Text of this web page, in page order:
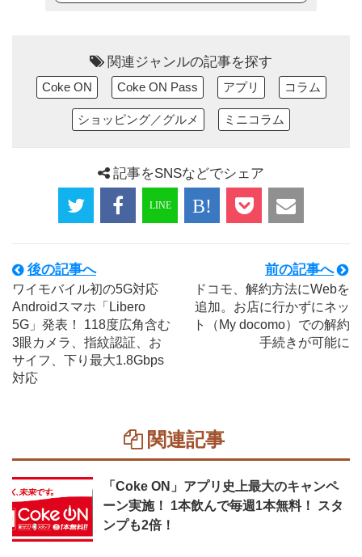
関連ジャンルの記事を探す
Coke ON Coke ON Pass アプリ コラム
ショッピング／グルメ ミニコラム
記事をSNSなどでシェア
後の記事へ
ワイモバイル初の5G対応
Androidスマホ「Libero
5G」発表！ 118度広角含む
3眼カメラ、指紋認証、お
サイフ、下り最大1.8Gbps
対応
前の記事へ
ドコモ、解約方法にWebを
追加。お店に行かずにネッ
ト（My docomo）での解約
手続きが可能に
関連記事
「Coke ON」アプリ史上最大のキャンペ
ーン実施！ 1本飲んで毎週1本無料！ スタ
ンプも2倍！